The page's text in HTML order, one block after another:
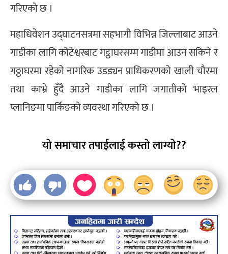
गरिएको छ ।
महाधिवेशन उद्घाटनसत्रमा सहभागी विभिन्न जिल्लाबाट आउने
गाडीका लागि कोटेश्वरबाट गट्ठाघरसम्म गाडीमा आउन सकिने र
गठ्ठाघरमा रहेको नागरिक उडड्यन प्राधिकरणको खाली चौरमा
तथा काभ्रे हुँदै आउने गाडीका लागि जगातीको भाइरल
प्लानिङमा पार्किङको व्यवस्था गरिएको छ ।
यो समाचार तपाईलाई कस्तो लाग्यो??